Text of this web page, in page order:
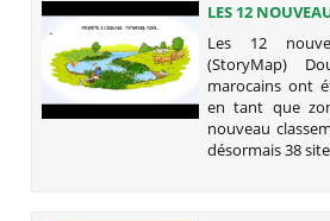
LES 12
(STORYMAP)
Les 12
(StoryMap)
marocains ont
en tant que
nouveau
désormais 38